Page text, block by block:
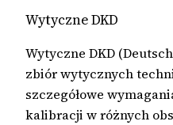
Wytyczne DKD
Wytyczne DKD
zbiór wytycznych
szczegółowe
kalibracji w różnych